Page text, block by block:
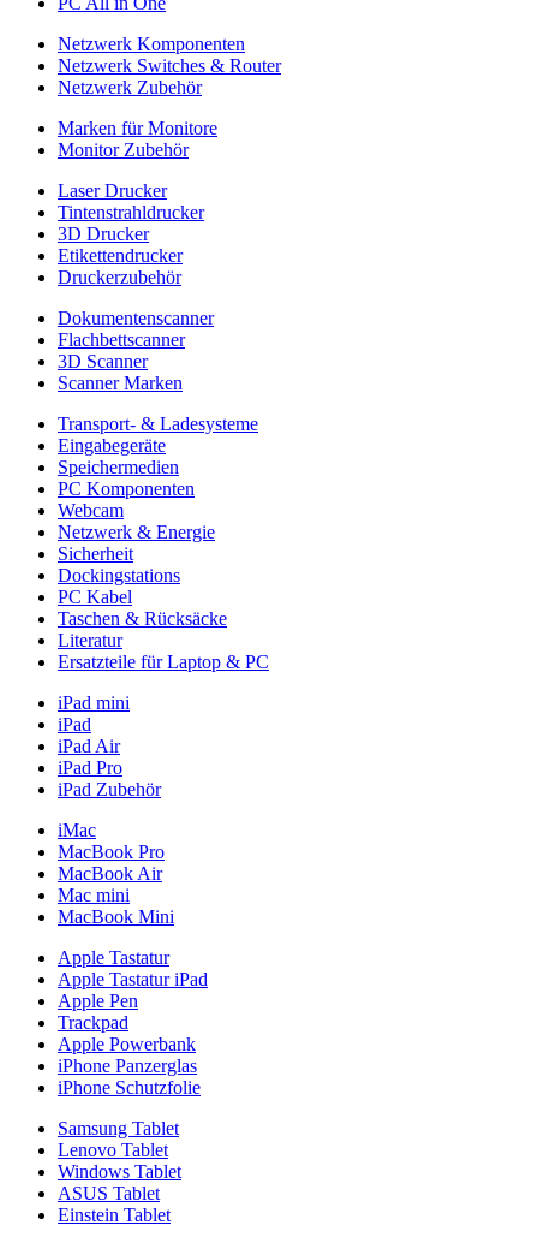
Netzwerk Komponenten
Netzwerk Switches & Router
Netzwerk Zubehör
Marken für Monitore
Monitor Zubehör
Laser Drucker
Tintenstrahldrucker
3D Drucker
Etikettendrucker
Druckerzubehör
Dokumentenscanner
Flachbettscanner
3D Scanner
Scanner Marken
Transport- & Ladesysteme
Eingabegeräte
Speichermedien
PC Komponenten
Webcam
Netzwerk & Energie
Sicherheit
Dockingstations
PC Kabel
Taschen & Rücksäcke
Literatur
Ersatzteile für Laptop & PC
iPad mini
iPad
iPad Air
iPad Pro
iPad Zubehör
iMac
MacBook Pro
MacBook Air
Mac mini
MacBook Mini
Apple Tastatur
Apple Tastatur iPad
Apple Pen
Trackpad
Apple Powerbank
iPhone Panzerglas
iPhone Schutzfolie
Samsung Tablet
Lenovo Tablet
Windows Tablet
ASUS Tablet
Einstein Tablet